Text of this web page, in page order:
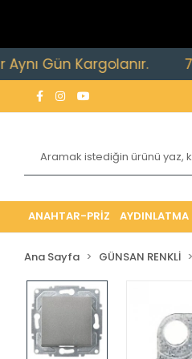
Kargolanır. 7.500 TL
ANAHTAR-PRİZ AYDINLATMA
Ana Sayfa GÜNSAN RENKLİ